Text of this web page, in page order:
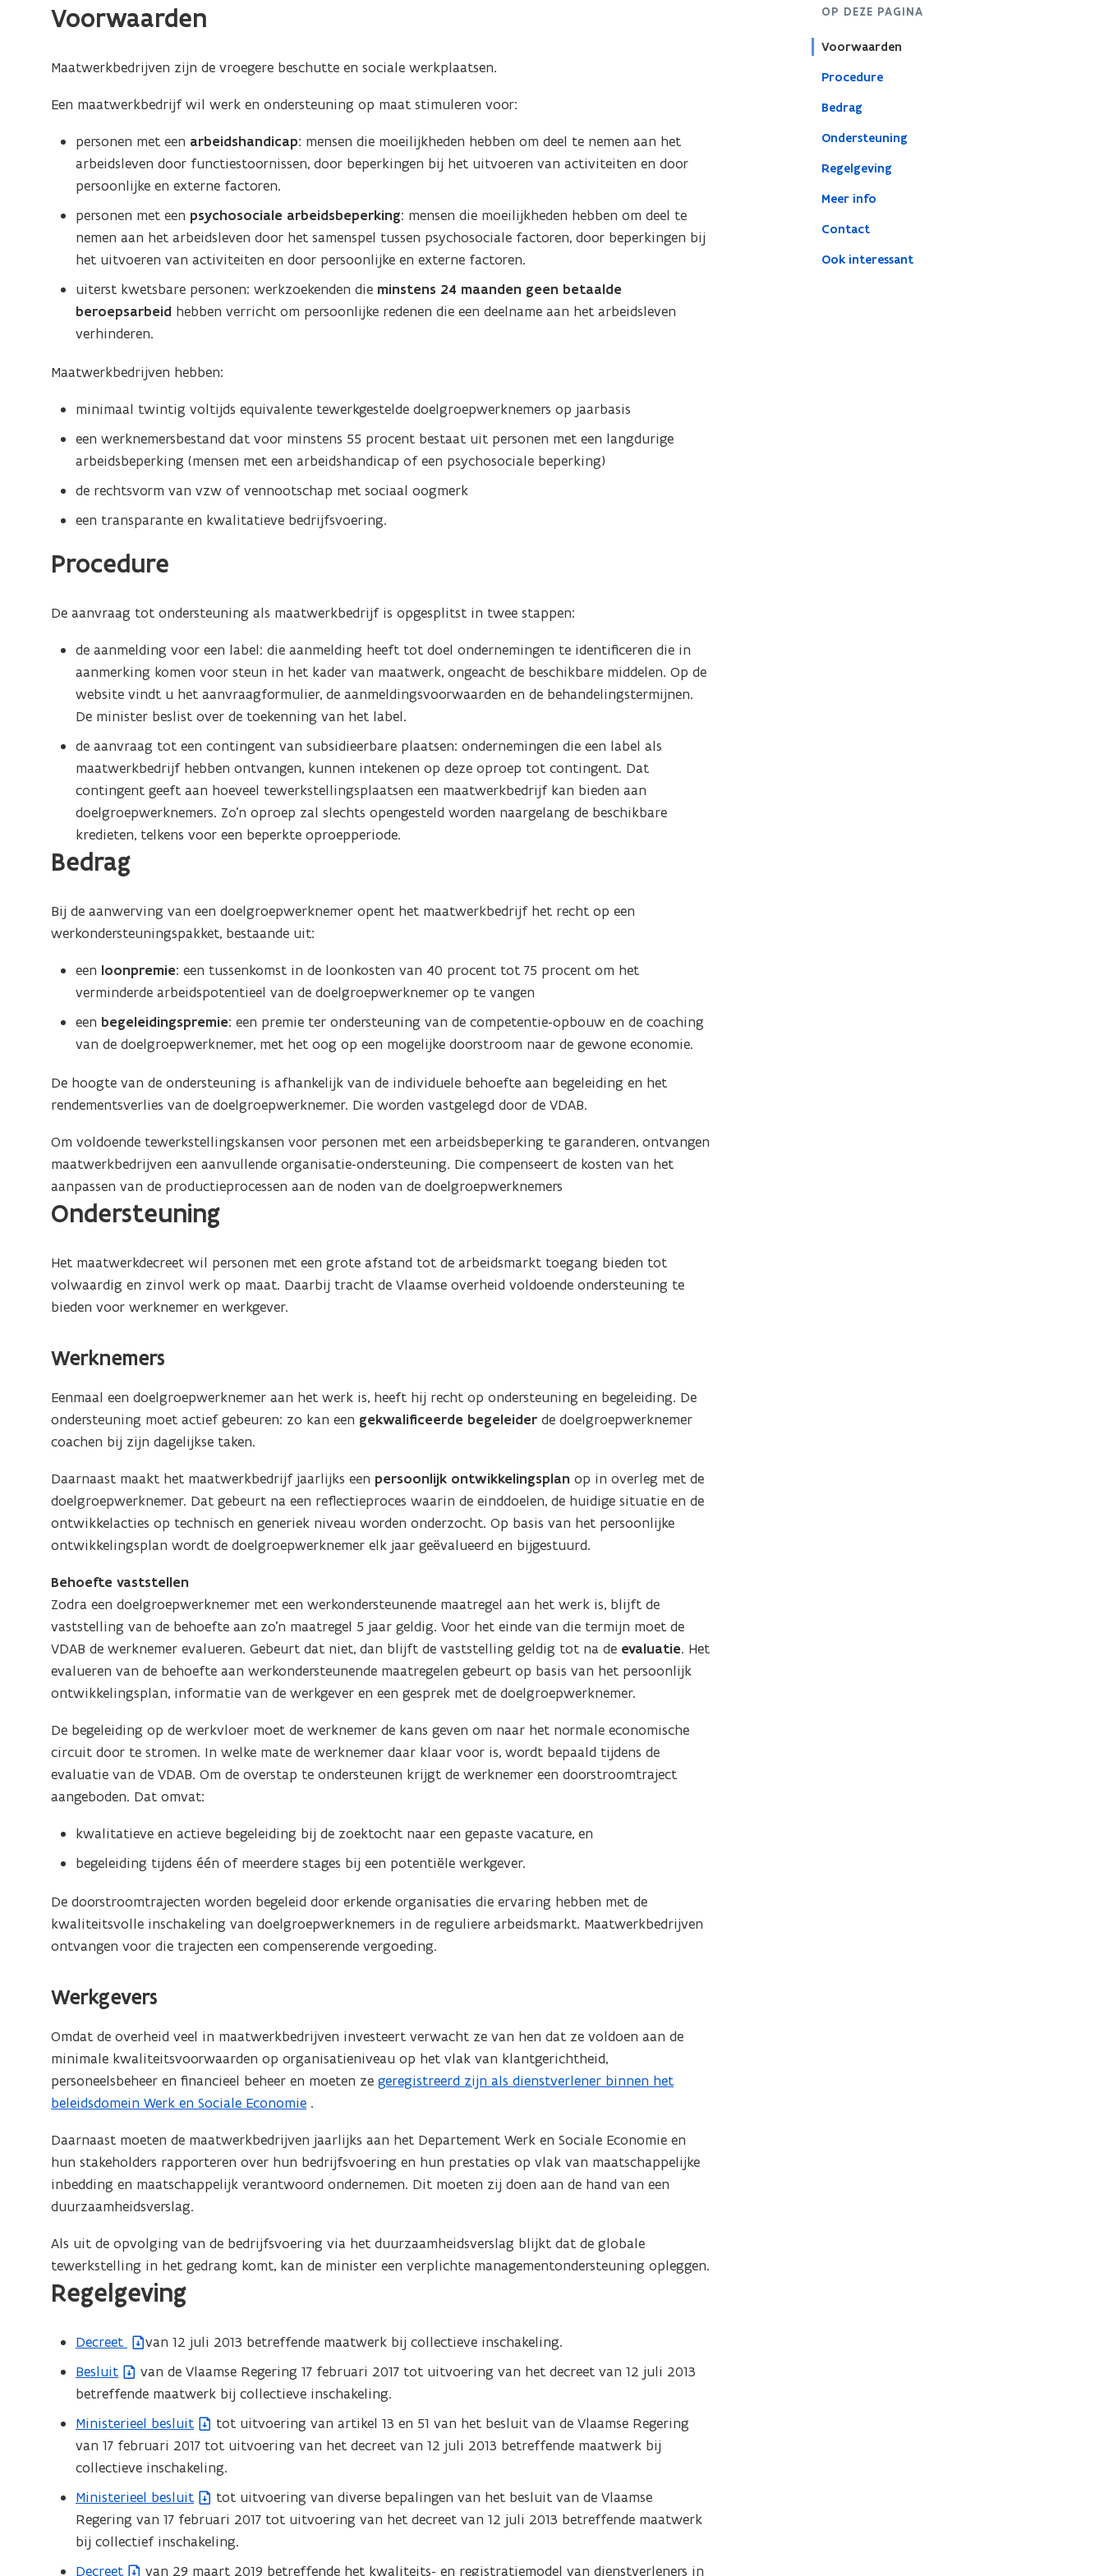
maatwerkbedrijf
OP DEZE PAGINA
Voorwaarden
Procedure
Bedrag
Ondersteuning
Regelgeving
Meer info
Contact
Ook interessant
Voorwaarden
Maatwerkbedrijven zijn de vroegere beschutte en sociale werkplaatsen.
Een maatwerkbedrijf wil werk en ondersteuning op maat stimuleren voor:
personen met een arbeidshandicap: mensen die moeilijkheden hebben om deel te nemen aan het
arbeidsleven door functiestoornissen, door beperkingen bij het uitvoeren van activiteiten en door
persoonlijke en externe factoren.
personen met een psychosociale arbeidsbeperking: mensen die moeilijkheden hebben om deel te
nemen aan het arbeidsleven door het samenspel tussen psychosociale factoren, door beperkingen bij
het uitvoeren van activiteiten en door persoonlijke en externe factoren.
uiterst kwetsbare personen: werkzoekenden die minstens 24 maanden geen betaalde
beroepsarbeid hebben verricht om persoonlijke redenen die een deelname aan het arbeidsleven
verhinderen.
Maatwerkbedrijven hebben:
minimaal twintig voltijds equivalente tewerkgestelde doelgroepwerknemers op jaarbasis
een werknemersbestand dat voor minstens 55 procent bestaat uit personen met een langdurige
arbeidsbeperking (mensen met een arbeidshandicap of een psychosociale beperking)
de rechtsvorm van vzw of vennootschap met sociaal oogmerk
een transparante en kwalitatieve bedrijfsvoering.
Procedure
De aanvraag tot ondersteuning als maatwerkbedrijf is opgesplitst in twee stappen:
de aanmelding voor een label: die aanmelding heeft tot doel ondernemingen te identificeren die in
aanmerking komen voor steun in het kader van maatwerk, ongeacht de beschikbare middelen. Op de
website vindt u het aanvraagformulier, de aanmeldingsvoorwaarden en de behandelingstermijnen.
De minister beslist over de toekenning van het label.
de aanvraag tot een contingent van subsidieerbare plaatsen: ondernemingen die een label als
maatwerkbedrijf hebben ontvangen, kunnen intekenen op deze oproep tot contingent. Dat
contingent geeft aan hoeveel tewerkstellingsplaatsen een maatwerkbedrijf kan bieden aan
doelgroepwerknemers. Zo’n oproep zal slechts opengesteld worden naargelang de beschikbare
kredieten, telkens voor een beperkte oproepperiode.
Bedrag
Bij de aanwerving van een doelgroepwerknemer opent het maatwerkbedrijf het recht op een
werkondersteuningspakket, bestaande uit:
een loonpremie: een tussenkomst in de loonkosten van 40 procent tot 75 procent om het
verminderde arbeidspotentieel van de doelgroepwerknemer op te vangen
een begeleidingspremie: een premie ter ondersteuning van de competentie-opbouw en de coaching
van de doelgroepwerknemer, met het oog op een mogelijke doorstroom naar de gewone economie.
De hoogte van de ondersteuning is afhankelijk van de individuele behoefte aan begeleiding en het
rendementsverlies van de doelgroepwerknemer. Die worden vastgelegd door de VDAB.
Om voldoende tewerkstellingskansen voor personen met een arbeidsbeperking te garanderen, ontvangen
maatwerkbedrijven een aanvullende organisatie-ondersteuning. Die compenseert de kosten van het
aanpassen van de productieprocessen aan de noden van de doelgroepwerknemers
Ondersteuning
Het maatwerkdecreet wil personen met een grote afstand tot de arbeidsmarkt toegang bieden tot
volwaardig en zinvol werk op maat. Daarbij tracht de Vlaamse overheid voldoende ondersteuning te
bieden voor werknemer en werkgever.
Werknemers
Eenmaal een doelgroepwerknemer aan het werk is, heeft hij recht op ondersteuning en begeleiding. De
ondersteuning moet actief gebeuren: zo kan een gekwalificeerde begeleider de doelgroepwerknemer
coachen bij zijn dagelijkse taken.
Daarnaast maakt het maatwerkbedrijf jaarlijks een persoonlijk ontwikkelingsplan op in overleg met de
doelgroepwerknemer. Dat gebeurt na een reflectieproces waarin de einddoelen, de huidige situatie en de
ontwikkelacties op technisch en generiek niveau worden onderzocht. Op basis van het persoonlijke
ontwikkelingsplan wordt de doelgroepwerknemer elk jaar geëvalueerd en bijgestuurd.
Behoefte vaststellen
Zodra een doelgroepwerknemer met een werkondersteunende maatregel aan het werk is, blijft de
vaststelling van de behoefte aan zo’n maatregel 5 jaar geldig. Voor het einde van die termijn moet de
VDAB de werknemer evalueren. Gebeurt dat niet, dan blijft de vaststelling geldig tot na de evaluatie. Het
evalueren van de behoefte aan werkondersteunende maatregelen gebeurt op basis van het persoonlijk
ontwikkelingsplan, informatie van de werkgever en een gesprek met de doelgroepwerknemer.
De begeleiding op de werkvloer moet de werknemer de kans geven om naar het normale economische
circuit door te stromen. In welke mate de werknemer daar klaar voor is, wordt bepaald tijdens de
evaluatie van de VDAB. Om de overstap te ondersteunen krijgt de werknemer een doorstroomtraject
aangeboden. Dat omvat:
kwalitatieve en actieve begeleiding bij de zoektocht naar een gepaste vacature, en
begeleiding tijdens één of meerdere stages bij een potentiële werkgever.
De doorstroomtrajecten worden begeleid door erkende organisaties die ervaring hebben met de
kwaliteitsvolle inschakeling van doelgroepwerknemers in de reguliere arbeidsmarkt. Maatwerkbedrijven
ontvangen voor die trajecten een compenserende vergoeding.
Werkgevers
Omdat de overheid veel in maatwerkbedrijven investeert verwacht ze van hen dat ze voldoen aan de
minimale kwaliteitsvoorwaarden op organisatieniveau op het vlak van klantgerichtheid,
personeelsbeheer en financieel beheer en moeten zegeregistreerd zijn als dienstverlener binnen het
beleidsdomein Werk en Sociale Economie .
Daarnaast moeten de maatwerkbedrijven jaarlijks aan het Departement Werk en Sociale Economie en
hun stakeholders rapporteren over hun bedrijfsvoering en hun prestaties op vlak van maatschappelijke
inbedding en maatschappelijk verantwoord ondernemen. Dit moeten zij doen aan de hand van een
duurzaamheidsverslag.
Als uit de opvolging van de bedrijfsvoering via het duurzaamheidsverslag blijkt dat de globale
tewerkstelling in het gedrang komt, kan de minister een verplichte managementondersteuning opleggen.
Regelgeving
Decreet
(
b
e
t
a
n
d
o
p
e
van 12 juli 2013 betreffende maatwerk bij collectieve inschakeling.
Besluit
(
b
e
s
t
n
d
o
p
van de Vlaamse Regering 17 februari 2017 tot uitvoering van het decreet van 12 juli 2013
betreffende maatwerk bij collectieve inschakeling.
Ministerieel besluit
(
b
e
s
t
a
tot uitvoering van artikel 13 en 51 van het besluit van de Vlaamse Regering
van 17 februari 2017 tot uitvoering van het decreet van 12 juli 2013 betreffende maatwerk bij
collectieve inschakeling.
Ministerieel besluit
(
b
e
s
tot uitvoering van diverse bepalingen van het besluit van de Vlaamse
Regering van 17 februari 2017 tot uitvoering van het decreet van 12 juli 2013 betreffende maatwerk
bij collectief inschakeling.
Decreet
( van 29 maart 2019 betreffende het kwaliteits- en registratiemodel van dienstverleners in